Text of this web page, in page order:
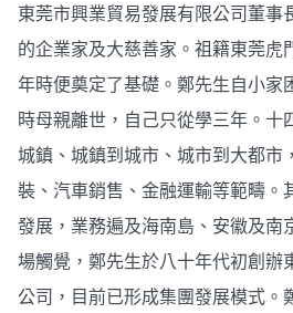
東莞市興業貿易發展有限公司董事
的企業家及大慈善家。祖籍東莞虎
年時便奠定了基礎。鄭先生自小家
時母親離世，自己只從學三年。十
城鎮、城鎮到城市、城市到大都市
裝、汽車銷售、金融運輸等範疇。
發展，業務遍及海南島、安徽及南
場觸覺，鄭先生於八十年代初創辦
公司，目前已形成集團發展模式。